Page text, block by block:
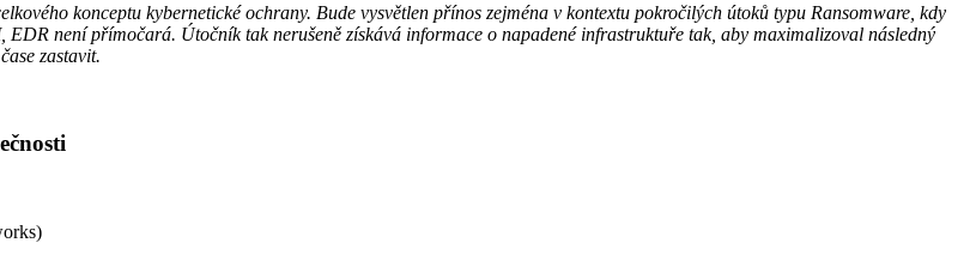
konceptu kybernetické ochrany. Bude vysvětlen přínos zejména v kontextu pokročilých útoků typu Ransomware, kdy
není přímočará. Útočník tak nerušeně získává informace o napadené infrastruktuře tak, aby maximalizoval následný
zastavit.